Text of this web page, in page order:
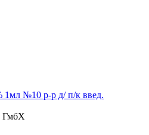
1мл №10 р-р д/ п/к введ.
ГмбХ